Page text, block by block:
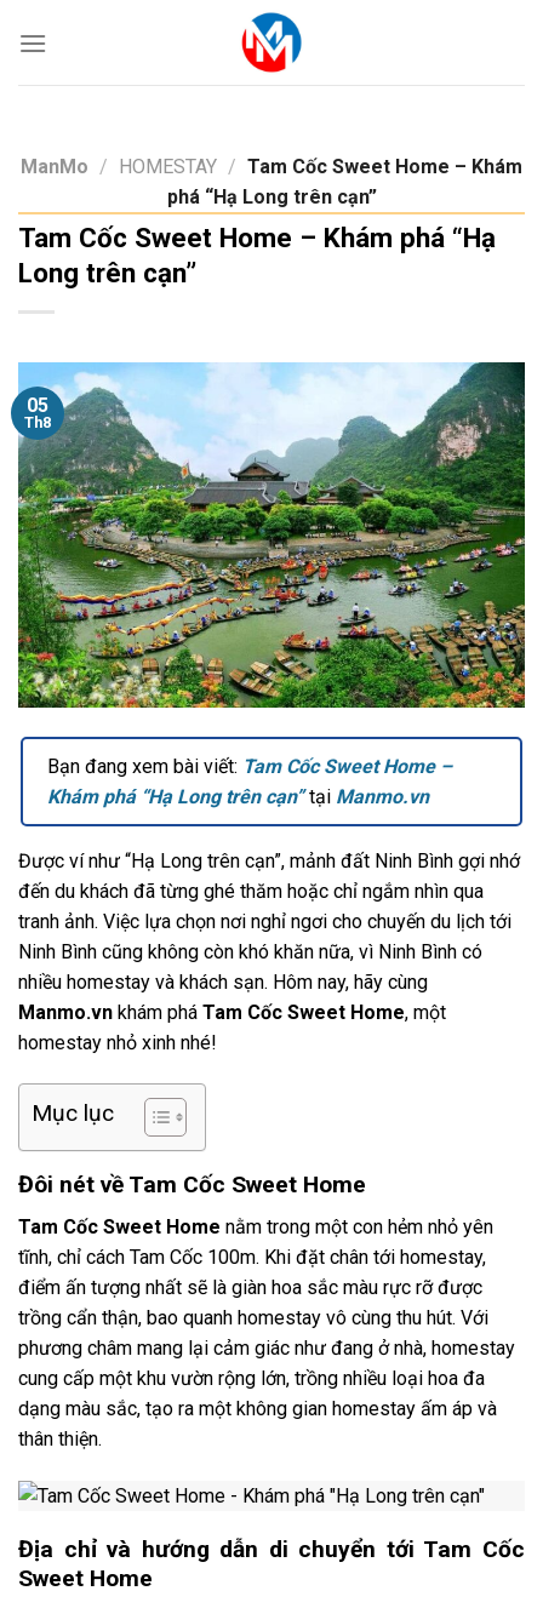
ManMo / HOMESTAY / Tam Cốc Sweet Home – Khám
phá “Hạ Long trên cạn”
Tam Cốc Sweet Home – Khám phá “Hạ
Long trên cạn”
05
Th8
Bạn đang xem bài viết: Tam Cốc Sweet Home –
Khám phá “Hạ Long trên cạn”tại Manmo.vn
Được ví như “Hạ Long trên cạn”, mảnh đất Ninh Bình gợi nhớ
đến du khách đã từng ghé thăm hoặc chỉ ngắm nhìn qua
tranh ảnh. Việc lựa chọn nơi nghỉ ngơi cho chuyến du lịch tới
Ninh Bình cũng không còn khó khăn nữa, vì Ninh Bình có
nhiều homestay và khách sạn. Hôm nay, hãy cùng
Manmo.vn khám phá Tam Cốc Sweet Home, một
homestay nhỏ xinh nhé!
Mục lục
Đôi nét về Tam Cốc Sweet Home
Tam Cốc Sweet Home nằm trong một con hẻm nhỏ yên
tĩnh, chỉ cách Tam Cốc 100m. Khi đặt chân tới homestay,
điểm ấn tượng nhất sẽ là giàn hoa sắc màu rực rỡ được
trồng cẩn thận, bao quanh homestay vô cùng thu hút. Với
phương châm mang lại cảm giác như đang ở nhà, homestay
cung cấp một khu vườn rộng lớn, trồng nhiều loại hoa đa
dạng màu sắc, tạo ra một không gian homestay ấm áp và
thân thiện.
Địa chỉ và hướng dẫn di chuyển tới Tam Cốc
Sweet Home